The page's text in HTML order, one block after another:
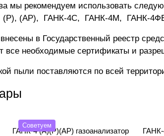
мы рекомендуем использовать
(Р), (АР), ГАНК-4C, ГАНК-4М, ГАНК-
в Государственный реестр
все необходимые сертификаты и
пыли поставляются по всей
Советуем
ГАНК-4 (А)(Р)(АР) газоанализатор
ГАНК-